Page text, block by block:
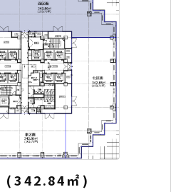
( 342.84㎡ )